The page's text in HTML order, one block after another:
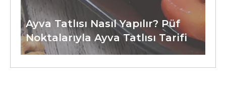
Ayva Tatlısı Nasıl Yapılır? Püf
Noktalarıyla Ayva Tatlısı Tarifi